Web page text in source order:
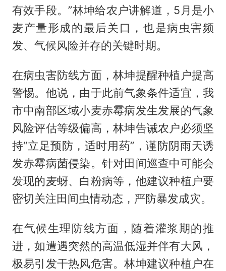
有效手段。”林坤给农户讲解道，5月是小
麦产量形成的最后关口，也是病虫害频
发、气候风险并存的关键时期。
在病虫害防线方面，林坤提醒种植户提高
警惕。他说，由于此前气象条件适宜，我
市中南部区域小麦赤霉病发生发展的气象
风险评估等级偏高，林坤告诫农户必须坚
持“立足预防，适时用药”，谨防阴雨天诱
发赤霉病菌侵染。针对田间巡查中可能会
发现的麦蚜、白粉病等，他建议种植户要
密切关注田间虫情动态，严防暴发成灾。
在气候生理防线方面，随着灌浆期的推
进，如遭遇突然的高温低湿并伴有大风，
极易引发干热风危害。林坤建议种植户在